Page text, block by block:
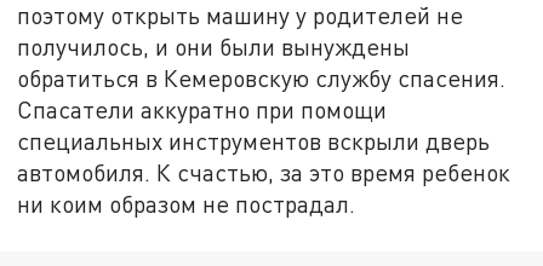
поэтому открыть машину у родителей не
получилось, и они были вынуждены
обратиться в Кемеровскую службу спасения.
Спасатели аккуратно при помощи
специальных инструментов вскрыли дверь
автомобиля. К счастью, за это время ребенок
ни коим образом не пострадал.